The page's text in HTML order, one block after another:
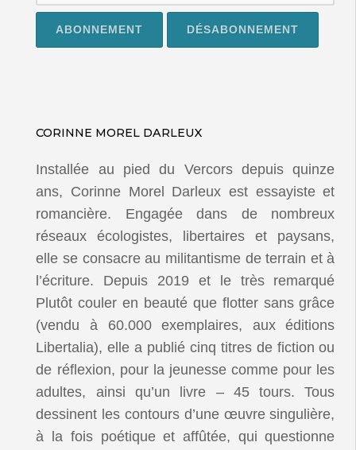
CORINNE MOREL DARLEUX
Installée au pied du Vercors depuis quinze
ans, Corinne Morel Darleux est essayiste et
romancière. Engagée dans de nombreux
réseaux écologistes, libertaires et paysans,
elle se consacre au militantisme de terrain et à
l’écriture. Depuis 2019 et le très remarqué
Plutôt couler en beauté que flotter sans grâce
(vendu à 60.000 exemplaires, aux éditions
Libertalia), elle a publié cinq titres de fiction ou
de réflexion, pour la jeunesse comme pour les
adultes, ainsi qu’un livre – 45 tours. Tous
dessinent les contours d’une œuvre singulière,
à la fois poétique et affûtée, qui questionne